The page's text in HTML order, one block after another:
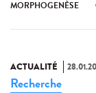
MORPHOGENÈSE
ACTUALITÉ
Recherche